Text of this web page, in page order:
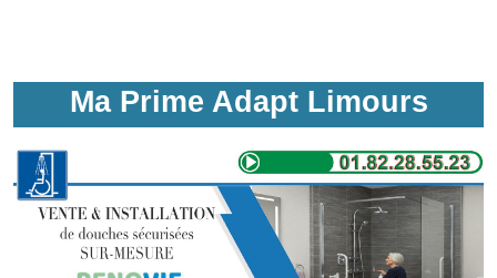
Ma Prime Adapt Limours